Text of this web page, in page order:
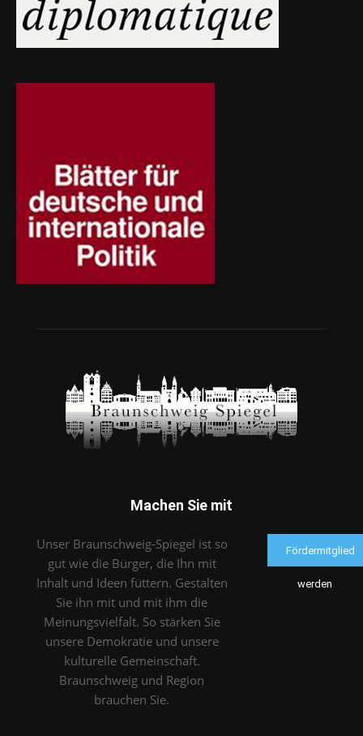
Machen Sie mit
Unser Braunschweig-Spiegel ist so
gut wie die Bürger, die Ihn mit
Inhalt und Ideen füttern. Gestalten
Sie ihn mit und mit ihm die
Meinungsvielfalt. So stärken Sie
unsere Demokratie und unsere
kulturelle Gemeinschaft.
Braunschweig und Region
brauchen Sie.
Fördermitglied
werden